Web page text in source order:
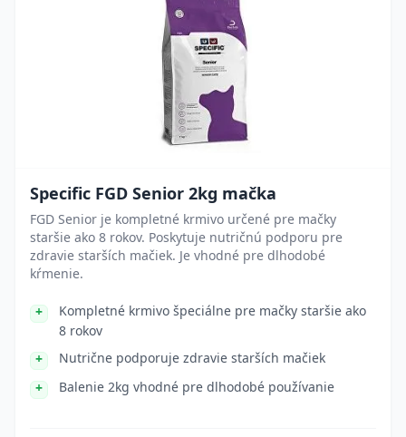
Specific FGD Senior 2kg mačka
FGD Senior je kompletné krmivo určené pre mačky
staršie ako 8 rokov. Poskytuje nutričnú podporu pre
zdravie starších mačiek. Je vhodné pre dlhodobé
kŕmenie.
Kompletné krmivo špeciálne pre mačky staršie ako
8 rokov
Nutrične podporuje zdravie starších mačiek
Balenie 2kg vhodné pre dlhodobé používanie